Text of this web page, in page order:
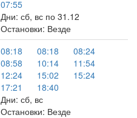
07:55
Дни: сб, вс по 31.12
Остановки: Везде
08:18
08:18
08:24
08:58
10:14
11:54
12:24
15:02
15:24
17:21
18:40
Дни: сб, вс
Остановки: Везде